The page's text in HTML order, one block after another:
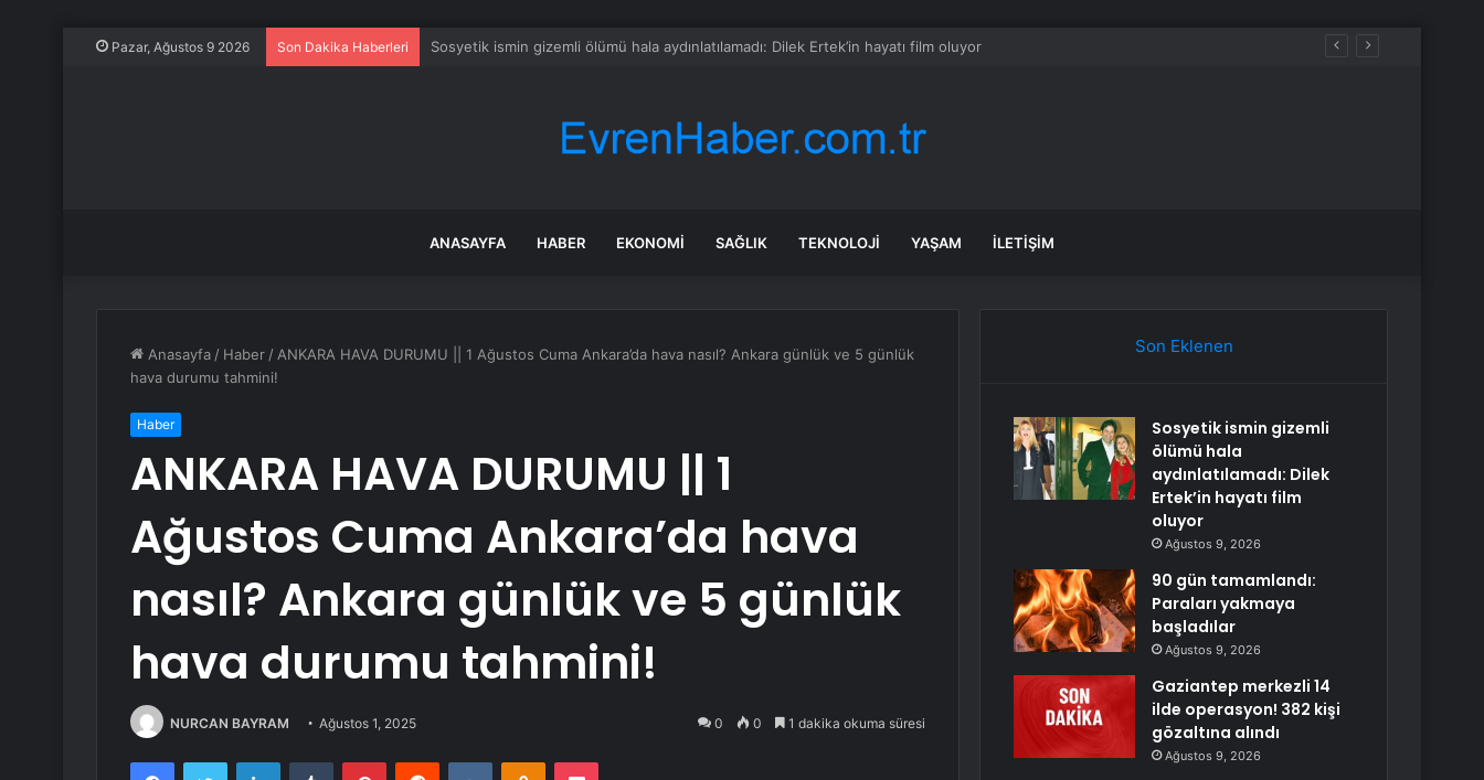
Pazar, Ağustos 9 2026 Son Dakika Haberleri 90 gün tamamlandı: Paraları yakmaya başladılar
ANASAYFA HABER EKONOMI SAĞLIK TEKNOLOJI YAŞAM İLETIŞIM
Anasayfa / Haber / ANKARA HAVA DURUMU || 1 Ağustos Cuma Ankara’da hava nasıl? Ankara günlük ve 5 günlük
hava durumu tahmini!
Haber
ANKARA HAVA DURUMU || 1
Ağustos Cuma Ankara’da hava
nasıl? Ankara günlük ve 5 günlük
hava durumu tahmini!
NURCAN BAYRAM Ağustos 1, 2025 0 0 1 dakika okuma süresi
FacebookTwitter LinkedInTumblr PinterestReddit VKontakteOdnoklassniki
Pocket
Son Eklenen
Sosyetik ismin gizemli
ölümü hala
aydınlatılamadı: Dilek
Ertek’in hayatı film
oluyor
Ağustos 9, 2026
90 gün tamamlandı:
Paraları yakmaya
başladılar
Ağustos 9, 2026
Gaziantep merkezli 14
ilde operasyon! 382 kişi
gözaltına alındı
Ağustos 9, 2026